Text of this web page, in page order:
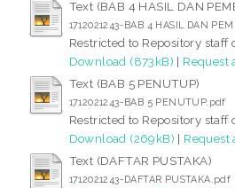
Text (BAB 4 HASIL DAN
1712021243-BAB 4 HASIL DAN
Restricted to Repository staff
Download (873kB) | Request
Text (BAB 5 PENUTUP)
1712021243-BAB 5 PENUTUP.pdf
Restricted to Repository staff
Download (269kB) | Request
Text (DAFTAR PUSTAKA)
1712021243-DAFTAR PUSTAKA.pdf